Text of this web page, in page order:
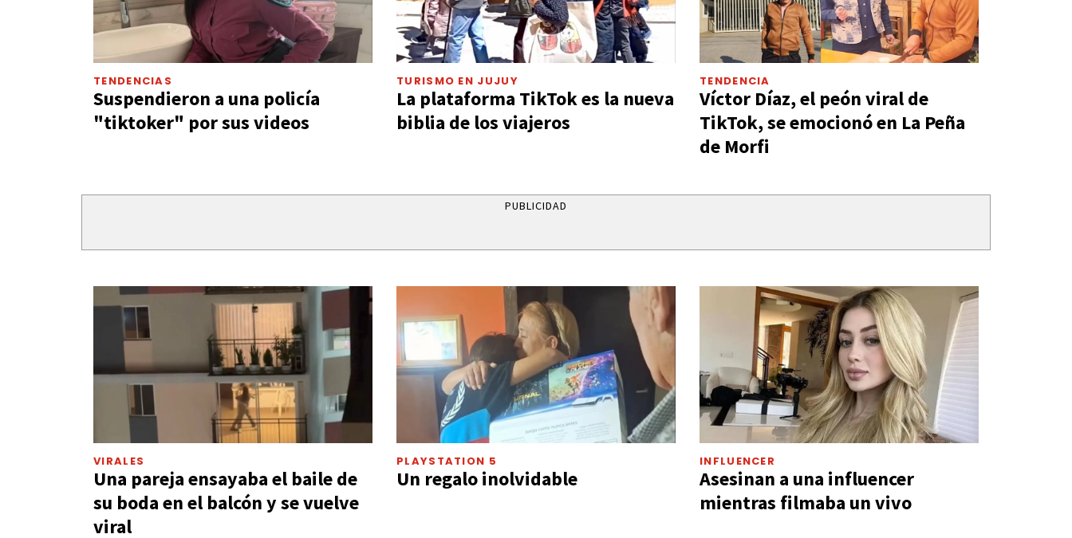
TENDENCIAS
Suspendieron a una policía
"tiktoker" por sus videos
TURISMO EN JUJUY
La plataforma TikTok es la nueva
biblia de los viajeros
TENDENCIA
Víctor Díaz, el peón viral de
TikTok, se emocionó en La Peña
de Morfi
PUBLICIDAD
VIRALES
Una pareja ensayaba el baile de
su boda en el balcón y se vuelve
viral
PLAYSTATION 5
Un regalo inolvidable
INFLUENCER
Asesinan a una influencer
mientras filmaba un vivo